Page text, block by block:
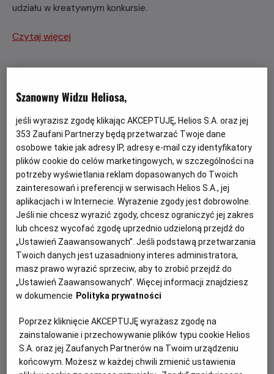
udziału w kreatywnym konkursie.
Czytaj więcej
Psi Patrol i dinozaury - nie przegap!
Dołącz do dzielnych bohaterów Psiego Patrolu w ich
największej misji ratunkowej w historii.
Czytaj więcej
Szanowny Widzu Heliosa,
jeśli wyrazisz zgodę klikając AKCEPTUJĘ, Helios S.A. oraz jej
353 Zaufani Partnerzy będą przetwarzać Twoje dane
osobowe takie jak adresy IP, adresy e-mail czy identyfikatory
plików cookie do celów marketingowych, w szczególności na
potrzeby wyświetlania reklam dopasowanych do Twoich
zainteresowań i preferencji w serwisach Helios S.A., jej
aplikacjach i w Internecie. Wyrażenie zgody jest dobrowolne.
Jeśli nie chcesz wyrazić zgody, chcesz ograniczyć jej zakres
lub chcesz wycofać zgodę uprzednio udzieloną przejdź do
„Ustawień Zaawansowanych”. Jeśli podstawą przetwarzania
Twoich danych jest uzasadniony interes administratora,
masz prawo wyrazić sprzeciw, aby to zrobić przejdź do
„Ustawień Zaawansowanych”. Więcej informacji znajdziesz
w dokumencie Polityka prywatności
Poprzez kliknięcie AKCEPTUJĘ wyrażasz zgodę na
zainstalowanie i przechowywanie plików typu cookie Helios
S.A. oraz jej Zaufanych Partnerów na Twoim urządzeniu
końcowym. Możesz w każdej chwili zmienić ustawienia